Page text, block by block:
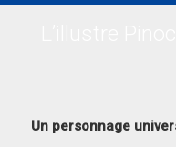
Un personnage